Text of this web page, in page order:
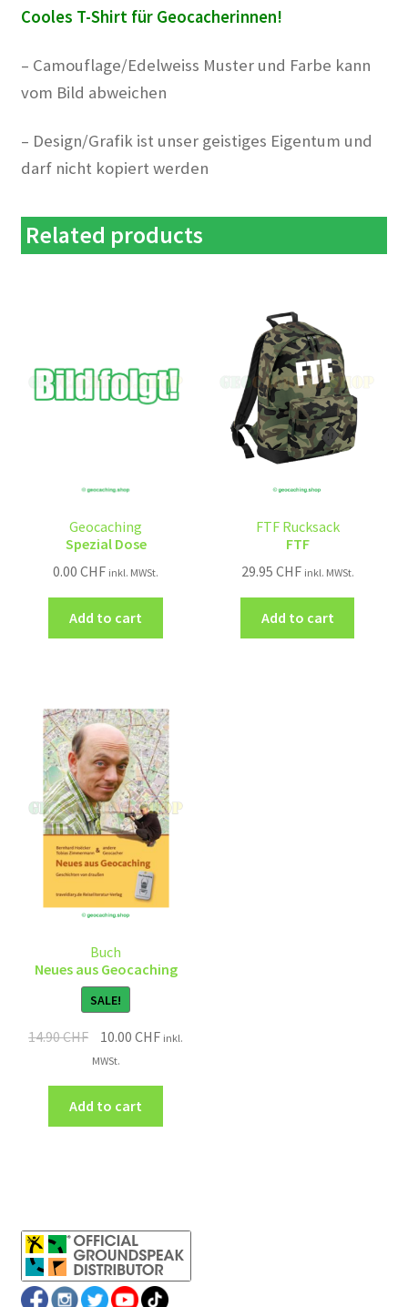
Cooles T-Shirt für Geocacherinnen!
– Camouflage/Edelweiss Muster und Farbe kann
vom Bild abweichen
– Design/Grafik ist unser geistiges Eigentum und
darf nicht kopiert werden
Related products
Geocaching
Spezial Dose
0.00CHF inkl. MWSt.
Add to cart
FTF Rucksack
FTF
29.95 CHF inkl. MWSt.
Add to cart
Buch
Neues aus Geocaching
SALE!
14.90CHF 10.00CHF inkl.
MWSt.
Add to cart